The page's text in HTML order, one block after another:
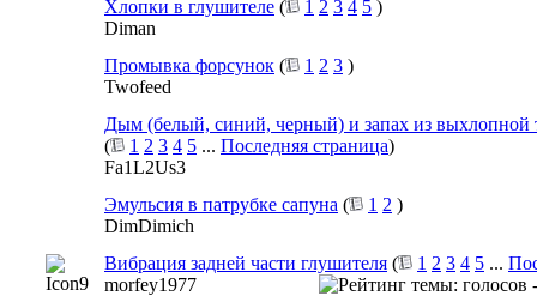
Хлопки в глушителе ( 1 2 3 4 5 )
Diman
Промывка форсунок ( 1 2 3 )
Twofeed
Дым (белый, синий, черный) и запах из выхлопной
(
1 2 3 4 5 ... Последняя страница)
Fa1L2Us3
Эмульсия в патрубке сапуна ( 1 2 )
DimDimich
Вибрация задней части глушителя ( 1 2 3 4 5 ...
morfey1977